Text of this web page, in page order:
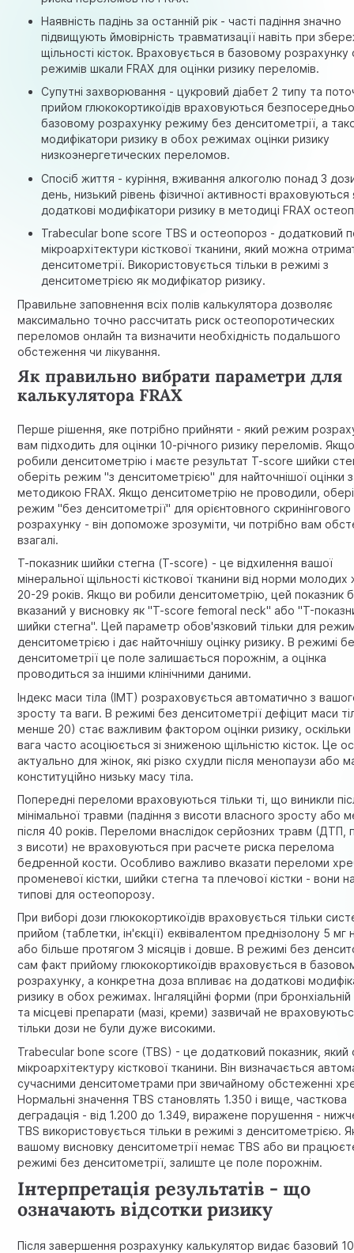
Наявність падінь за останній рік - часті падіння значно
підвищують ймовірність травматизації навіть при
щільності кісток. Враховується в базовому розрахунку
режимів шкали FRAX для оцінки ризику переломів.
Супутні захворювання - цукровий діабет 2 типу та
прийом глюкокортикоїдів враховуються
базовому розрахунку режиму без денситометрії, а
модифікатори ризику в обох режимах оцінки ризику
низкоэнергетических переломов.
Спосіб життя - куріння, вживання алкоголю понад 3
день, низький рівень фізичної активності враховуються
додаткові модифікатори ризику в методиці FRAX
Trabecular bone score TBS и остеопороз - додатковий
мікроархітектури кісткової тканини, який можна
денситометрії. Використовується тільки в режимі з
денситометрією як модифікатор ризику.
Правильне заповнення всіх полів калькулятора дозволяє
максимально точно рассчитать риск остеопоротических
переломов онлайн та визначити необхідність подальшого
обстеження чи лікування.
Як правильно вибрати параметри для
калькулятора FRAX
Перше рішення, яке потрібно прийняти - який режим
вам підходить для оцінки 10-річного ризику переломів.
робили денситометрію і маєте результат T-score шийки
оберіть режим "з денситометрією" для найточнішої оцінки
методикою FRAX. Якщо денситометрію не проводили,
режим "без денситометрії" для орієнтовного скринінгового
розрахунку - він допоможе зрозуміти, чи потрібно вам
взагалі.
Т-показник шийки стегна (T-score) - це відхилення вашої
мінеральної щільності кісткової тканини від норми молодих
20-29 років. Якщо ви робили денситометрію, цей показник
вказаний у висновку як "T-score femoral neck" або "T-
шийки стегна". Цей параметр обов'язковий тільки для
денситометрією і дає найточнішу оцінку ризику. В режимі
денситометрії це поле залишається порожнім, а оцінка
проводиться за іншими клінічними даними.
Індекс маси тіла (ІМТ) розраховується автоматично з
зросту та ваги. В режимі без денситометрії дефіцит маси
менше 20) стає важливим фактором оцінки ризику, оскільки
вага часто асоціюється зі зниженою щільністю кісток. Це
актуально для жінок, які різко схудли після менопаузи або
конституційно низьку масу тіла.
Попередні переломи враховуються тільки ті, що виникли
мінімальної травми (падіння з висоти власного зросту або
після 40 років. Переломи внаслідок серйозних травм (ДТП,
з висоти) не враховуються при расчете риска перелома
бедренной кости. Особливо важливо вказати переломи
променевої кістки, шийки стегна та плечової кістки - вони
типові для остеопорозу.
При виборі дози глюкокортикоїдів враховується тільки
прийом (таблетки, ін'єкції) еквівалентом преднізолону 5 мг
або більше протягом 3 місяців і довше. В режимі без
сам факт прийому глюкокортикоїдів враховується в
розрахунку, а конкретна доза впливає на додаткові
ризику в обох режимах. Інгаляційні форми (при бронхіальній
та місцеві препарати (мазі, креми) зазвичай не
тільки дози не були дуже високими.
Trabecular bone score (TBS) - це додатковий показник, який
мікроархітектуру кісткової тканини. Він визначається
сучасними денситометрами при звичайному обстеженні
Нормальні значення TBS становлять 1.350 і вище, часткова
деградація - від 1.200 до 1.349, виражене порушення -
TBS використовується тільки в режимі з денситометрією.
вашому висновку денситометрії немає TBS або ви
режимі без денситометрії, залиште це поле порожнім.
Інтерпретація результатів - що
означають відсотки ризику
Після завершення розрахунку калькулятор видає базовий